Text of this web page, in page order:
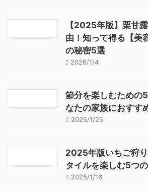
【2025年版】栗甘
由！知って得る【美
の秘密5選
2026/1/4
節分を楽しむための
なたの家族におすす
2025/1/25
2025年版いちご狩
タイルを楽しむ5つの
2025/1/16